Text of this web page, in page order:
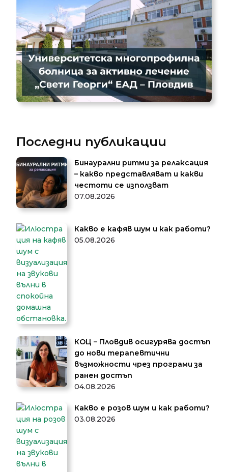
Последни публикации
Бинаурални ритми за релаксация
– какво представляват и какви
честоти се използват
07.08.2026
Какво е кафяв шум и как работи?
05.08.2026
КОЦ – Пловдив осигурява достъп
до нови терапевтични
възможности чрез програми за
ранен достъп
04.08.2026
Какво е розов шум и как работи?
03.08.2026